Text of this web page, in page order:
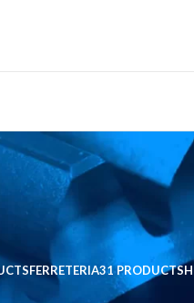
FERRETERIA31 PRODUCTS